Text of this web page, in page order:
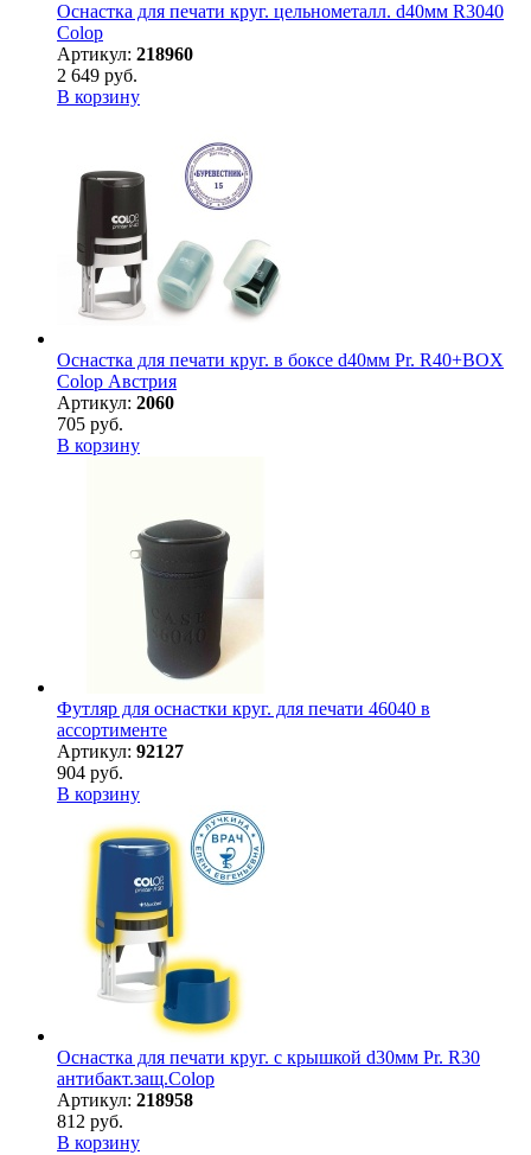
Оснастка для печати круг. цельнометалл. d40мм R3040
Colop
Артикул: 218960
2 649 руб.
В корзину
Оснастка для печати круг. в боксе d40мм Pr. R40+BOX
Colop Австрия
Артикул: 2060
705 руб.
В корзину
Футляр для оснастки круг. для печати 46040 в
ассортименте
Артикул: 92127
904 руб.
В корзину
Оснастка для печати круг. с крышкой d30мм Pr. R30
антибакт.защ.Colop
Артикул: 218958
812 руб.
В корзину